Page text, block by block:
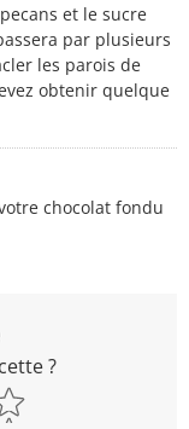
et le sucre
par plusieurs
les parois de
obtenir quelque
chocolat fondu
?